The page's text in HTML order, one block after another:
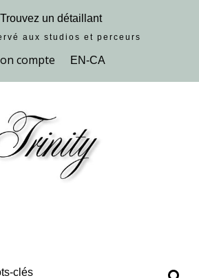
un détaillant
aux studios et perceurs